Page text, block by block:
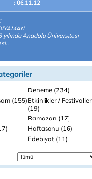
: 06.11.12
yılında Anadolu Üniversitesi
Deneme (234)
(155)Etkinlikler / Festivaller
(19)
Ramazan (17)
Haftasonu (16)
Edebiyat (11)